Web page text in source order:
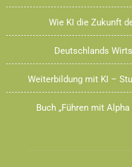
Wie KI die Zukunft
Deutschlands
Weiterbildung mit KI –
Buch „Führen mit